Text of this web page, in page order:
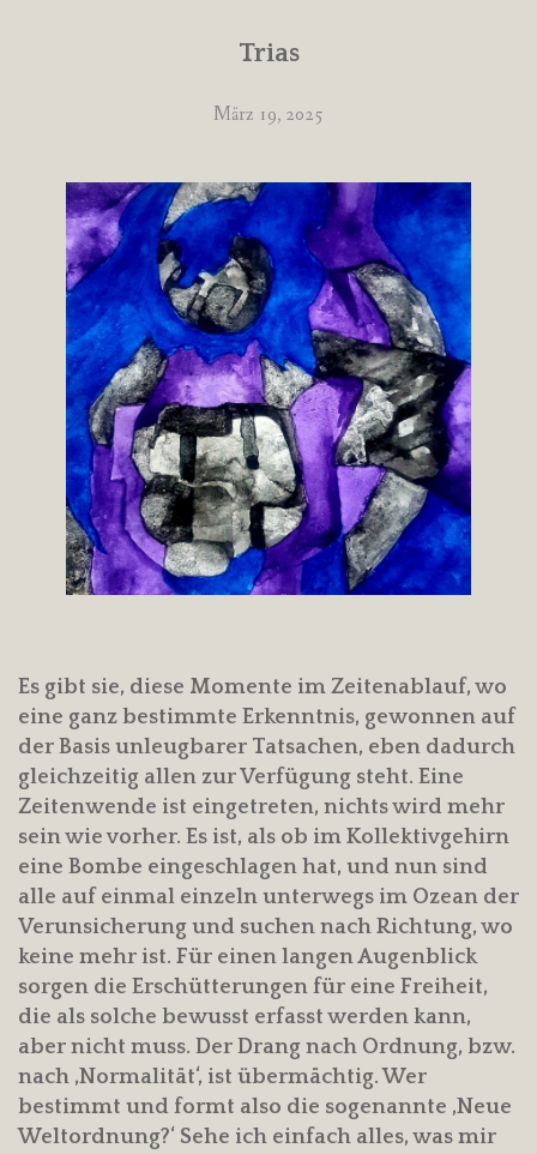
Trias
März 19, 2025
Es gibt sie, diese Momente im Zeitenablauf, wo
eine ganz bestimmte Erkenntnis, gewonnen auf
der Basis unleugbarer Tatsachen, eben dadurch
gleichzeitig allen zur Verfügung steht. Eine
Zeitenwende ist eingetreten, nichts wird mehr
sein wie vorher. Es ist, als ob im Kollektivgehirn
eine Bombe eingeschlagen hat, und nun sind
alle auf einmal einzeln unterwegs im Ozean der
Verunsicherung und suchen nach Richtung, wo
keine mehr ist. Für einen langen Augenblick
sorgen die Erschütterungen für eine Freiheit,
die als solche bewusst erfasst werden kann,
aber nicht muss. Der Drang nach Ordnung, bzw.
nach ‚Normalität‘, ist übermächtig. Wer
bestimmt und formt also die sogenannte ‚Neue
Weltordnung?‘ Sehe ich einfach alles, was mir